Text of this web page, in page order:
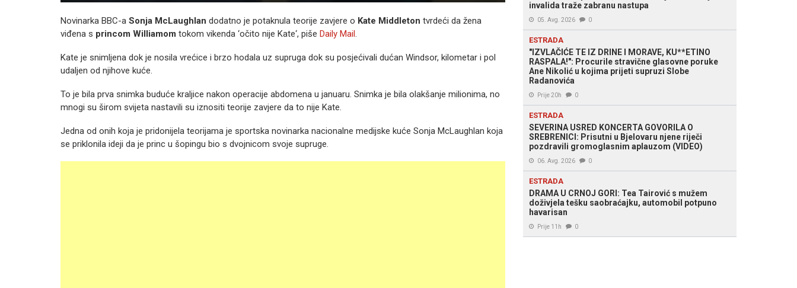
Novinarka BBC-a Sonja McLaughlan dodatno je potaknula teorije zavjere o Kate Middleton tvrdeći da žena
viđena s princom Williamom tokom vikenda ‘očito nije Kate‘, piše Daily Mail.
Kate je snimljena dok je nosila vrećice i brzo hodala uz supruga dok su posjećivali dućan Windsor, kilometar i pol
udaljen od njihove kuće.
To je bila prva snimka buduće kraljice nakon operacije abdomena u januaru. Snimka je bila olakšanje milionima, no
mnogi su širom svijeta nastavili su iznositi teorije zavjere da to nije Kate.
Jedna od onih koja je pridonijela teorijama je sportska novinarka nacionalne medijske kuće Sonja McLaughlan koja
se priklonila ideji da je princ u šopingu bio s dvojnicom svoje supruge.
invalida traže zabranu nastupa
05. Avg. 2026 0
ESTRADA
"IZVLAČIĆE TE IZ DRINE I MORAVE, KU**ETINO
RASPALA!": Procurile stravične glasovne poruke
Ane Nikolić u kojima prijeti supruzi Slobe
Radanovića
Prije 20h 0
ESTRADA
SEVERINA USRED KONCERTA GOVORILA O
SREBRENICI: Prisutni u Bjelovaru njene riječi
pozdravili gromoglasnim aplauzom (VIDEO)
06. Avg. 2026 0
ESTRADA
DRAMA U CRNOJ GORI: Tea Tairović s mužem
doživjela tešku saobraćajku, automobil potpuno
havarisan
Prije 11h 0